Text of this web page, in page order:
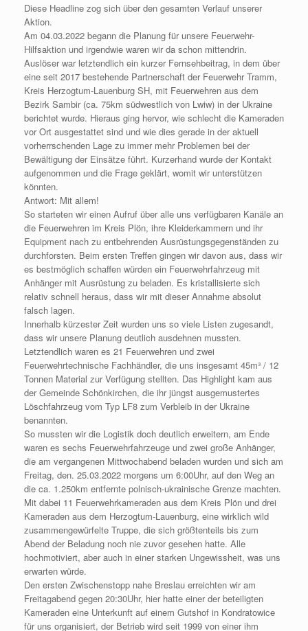
Diese Headline zog sich über den gesamten Verlauf unserer
Aktion.
Am 04.03.2022 begann die Planung für unsere Feuerwehr-
Hilfsaktion und irgendwie waren wir da schon mittendrin.
Auslöser war letztendlich ein kurzer Fernsehbeitrag, in dem über
eine seit 2017 bestehende Partnerschaft der Feuerwehr Tramm,
Kreis Herzogtum-Lauenburg SH, mit Feuerwehren aus dem
Bezirk Sambir (ca. 75km südwestlich von Lwiw) in der Ukraine
berichtet wurde. Hieraus ging hervor, wie schlecht die Kameraden
vor Ort ausgestattet sind und wie dies gerade in der aktuell
vorherrschenden Lage zu immer mehr Problemen bei der
Bewältigung der Einsätze führt. Kurzerhand wurde der Kontakt
aufgenommen und die Frage geklärt, womit wir unterstützen
könnten.
Antwort: Mit allem!
So starteten wir einen Aufruf über alle uns verfügbaren Kanäle an
die Feuerwehren im Kreis Plön, ihre Kleiderkammern und ihr
Equipment nach zu entbehrenden Ausrüstungsgegenständen zu
durchforsten. Beim ersten Treffen gingen wir davon aus, dass wir
es bestmöglich schaffen würden ein Feuerwehrfahrzeug mit
Anhänger mit Ausrüstung zu beladen. Es kristallisierte sich
relativ schnell heraus, dass wir mit dieser Annahme absolut
falsch lagen.
Innerhalb kürzester Zeit wurden uns so viele Listen zugesandt,
dass wir unsere Planung deutlich ausdehnen mussten.
Letztendlich waren es 21 Feuerwehren und zwei
Feuerwehrtechnische Fachhändler, die uns insgesamt 45m³ / 12
Tonnen Material zur Verfügung stellten. Das Highlight kam aus
der Gemeinde Schönkirchen, die ihr jüngst ausgemustertes
Löschfahrzeug vom Typ LF8 zum Verbleib in der Ukraine
benannten.
So mussten wir die Logistik doch deutlich erweitern, am Ende
waren es sechs Feuerwehrfahrzeuge und zwei große Anhänger,
die am vergangenen Mittwochabend beladen wurden und sich am
Freitag, den. 25.03.2022 morgens um 6:00Uhr, auf den Weg an
die ca. 1.250km entfernte polnisch-ukrainische Grenze machten.
Mit dabei 11 Feuerwehrkameraden aus dem Kreis Plön und drei
Kameraden aus dem Herzogtum-Lauenburg, eine wirklich wild
zusammengewürfelte Truppe, die sich größtenteils bis zum
Abend der Beladung noch nie zuvor gesehen hatte. Alle
hochmotiviert, aber auch in einer starken Ungewissheit, was uns
erwarten würde.
Den ersten Zwischenstopp nahe Breslau erreichten wir am
Freitagabend gegen 20:30Uhr, hier hatte einer der beteiligten
Kameraden eine Unterkunft auf einem Gutshof in Kondratowice
für uns organisiert, der Betrieb wird seit 1999 von einer ihm